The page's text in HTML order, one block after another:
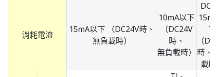
消耗電流
15mA以下 （DC24V時、
無負載時）
10mA以下
（DC24V
時、
無負載時）
下
（
時、
載